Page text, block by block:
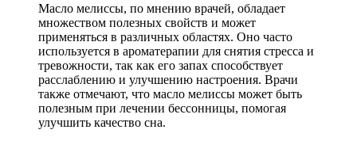
Масло мелиссы, по мнению врачей, обладает
множеством полезных свойств и может
применяться в различных областях. Оно часто
используется в ароматерапии для снятия стресса и
тревожности, так как его запах способствует
расслаблению и улучшению настроения. Врачи
также отмечают, что масло мелиссы может быть
полезным при лечении бессонницы, помогая
улучшить качество сна.